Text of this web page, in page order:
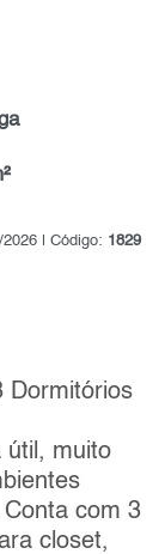
| Código: 1829
Dormitórios
útil, muito
com 3
closet,